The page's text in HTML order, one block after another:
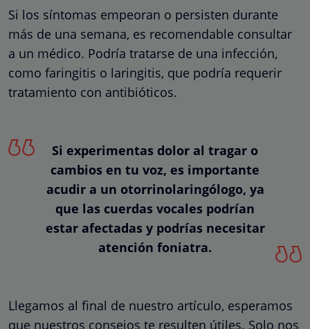
Si los síntomas empeoran o persisten durante
más de una semana, es recomendable consultar
a un médico. Podría tratarse de una infección,
como faringitis o laringitis, que podría requerir
tratamiento con antibióticos.
Si experimentas dolor al tragar o
cambios en tu voz, es importante
acudir a un otorrinolaringólogo, ya
que las cuerdas vocales podrían
estar afectadas y podrías necesitar
atención foniatra.
Llegamos al final de nuestro artículo, esperamos
que nuestros consejos te resulten útiles. Solo nos